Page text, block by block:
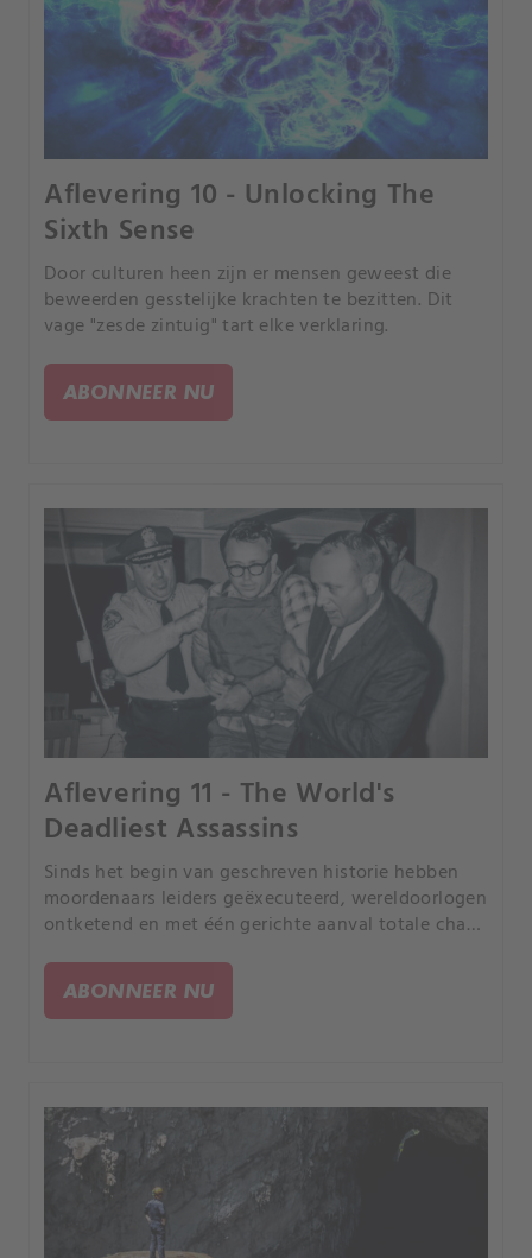
Aflevering 10 - Unlocking The
Sixth Sense
Door culturen heen zijn er mensen geweest die
beweerden gesstelijke krachten te bezitten. Dit
vage "zesde zintuig" tart elke verklaring.
ABONNEER NU
Aflevering 11 - The World's
Deadliest Assassins
Sinds het begin van geschreven historie hebben
moordenaars leiders geëxecuteerd, wereldoorlogen
ontketend en met één gerichte aanval totale chaos
historie of stuurden ze steeds het lot van de
beschaving?.
ABONNEER NU